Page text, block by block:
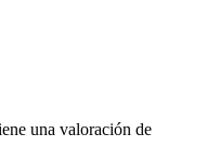
una valoración de